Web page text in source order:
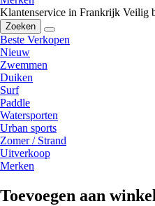
Klantenservice in Frankrijk Veilig
Zoeken
Beste Verkopen
Nieuw
Zwemmen
Duiken
Surf
Paddle
Watersporten
Urban sports
Zomer / Strand
Uitverkoop
Merken
Toevoegen aan